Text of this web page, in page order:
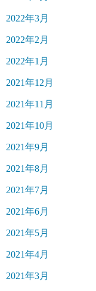
2022年3月
2022年2月
2022年1月
2021年12月
2021年11月
2021年10月
2021年9月
2021年8月
2021年7月
2021年6月
2021年5月
2021年4月
2021年3月